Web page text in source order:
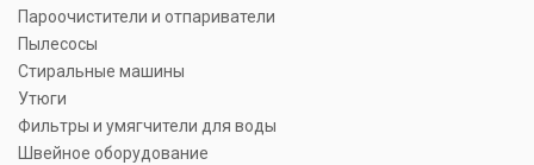
Пароочистители и отпариватели
Пылесосы
Стиральные машины
Утюги
Фильтры и умягчители для воды
Швейное оборудование